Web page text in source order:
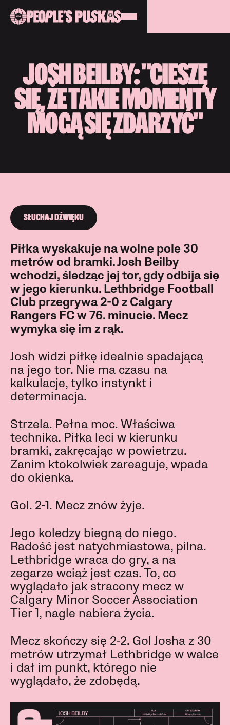
JOSH BEILBY: "CIESZĘ
SIĘ, ŻE TAKIE MOMENTY
MOGĄ SIĘ ZDARZYĆ"
SŁUCHAJ DŹWIĘKU
Piłka wyskakuje na wolne pole 30
metrów od bramki. Josh Beilby
wchodzi, śledząc jej tor, gdy odbija się
w jego kierunku. Lethbridge Football
Club przegrywa 2-0 z Calgary
Rangers FC w 76. minucie. Mecz
wymyka się im z rąk.
Josh widzi piłkę idealnie spadającą
na jego tor. Nie ma czasu na
kalkulacje, tylko instynkt i
determinacja.
Strzela. Pełna moc. Właściwa
technika. Piłka leci w kierunku
bramki, zakręcając w powietrzu.
Zanim ktokolwiek zareaguje, wpada
do okienka.
Gol. 2-1. Mecz znów żyje.
Jego koledzy biegną do niego.
Radość jest natychmiastowa, pilna.
Lethbridge wraca do gry, a na
zegarze wciąż jest czas. To, co
wyglądało jak stracony mecz w
Calgary Minor Soccer Association
Tier 1, nagle nabiera życia.
Mecz skończy się 2-2. Gol Josha z 30
metrów utrzymał Lethbridge w walce
i dał im punkt, którego nie
wyglądało, że zdobędą.